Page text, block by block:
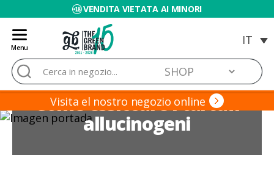
VENDITA VIETATA AI MINORI
Menu
Blog
de
Grow
Barato
Cerca:
Visita el nostro negozio online
Come essiccare i tartufi
allucinogeni